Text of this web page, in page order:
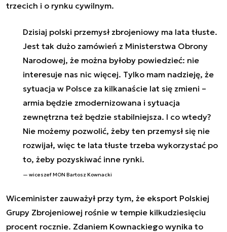
trzecich i o rynku cywilnym.
Dzisiaj polski przemysł zbrojeniowy ma lata tłuste.
Jest tak dużo zamówień z Ministerstwa Obrony
Narodowej, że można byłoby powiedzieć: nie
interesuje nas nic więcej. Tylko mam nadzieję, że
sytuacja w Polsce za kilkanaście lat się zmieni –
armia będzie zmodernizowana i sytuacja
zewnętrzna też będzie stabilniejsza. I co wtedy?
Nie możemy pozwolić, żeby ten przemysł się nie
rozwijał, więc te lata tłuste trzeba wykorzystać po
to, żeby pozyskiwać inne rynki.
wiceszef MON Bartosz Kownacki
Wiceminister zauważył przy tym, że eksport Polskiej
Grupy Zbrojeniowej rośnie w tempie kilkudziesięciu
procent rocznie. Zdaniem Kownackiego wynika to